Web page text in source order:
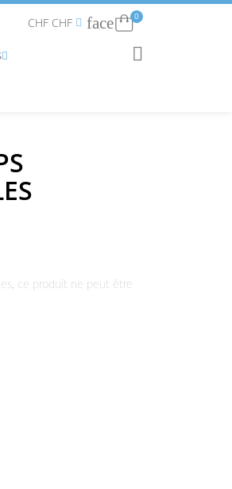
CHF CHF  faceConnexion
0
 RECHERCHER

ce produit ne peut être